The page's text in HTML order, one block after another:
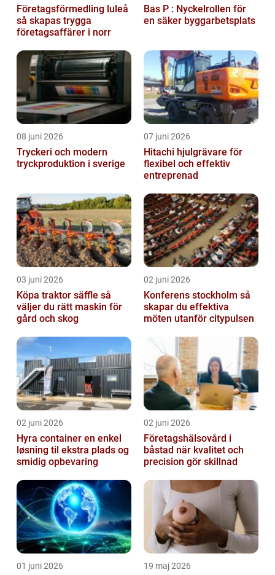
Företagsförmedling luleå
så skapas trygga
företagsaffärer i norr
Bas P : Nyckelrollen för
en säker byggarbetsplats
08 juni 2026
Tryckeri och modern
tryckproduktion i sverige
07 juni 2026
Hitachi hjulgrävare för
flexibel och effektiv
entreprenad
03 juni 2026
Köpa traktor säffle så
väljer du rätt maskin för
gård och skog
02 juni 2026
Konferens stockholm så
skapar du effektiva
möten utanför citypulsen
02 juni 2026
Hyra container en enkel
løsning til ekstra plads og
smidig opbevaring
02 juni 2026
Företagshälsovård i
båstad när kvalitet och
precision gör skillnad
01 juni 2026 19 maj 2026